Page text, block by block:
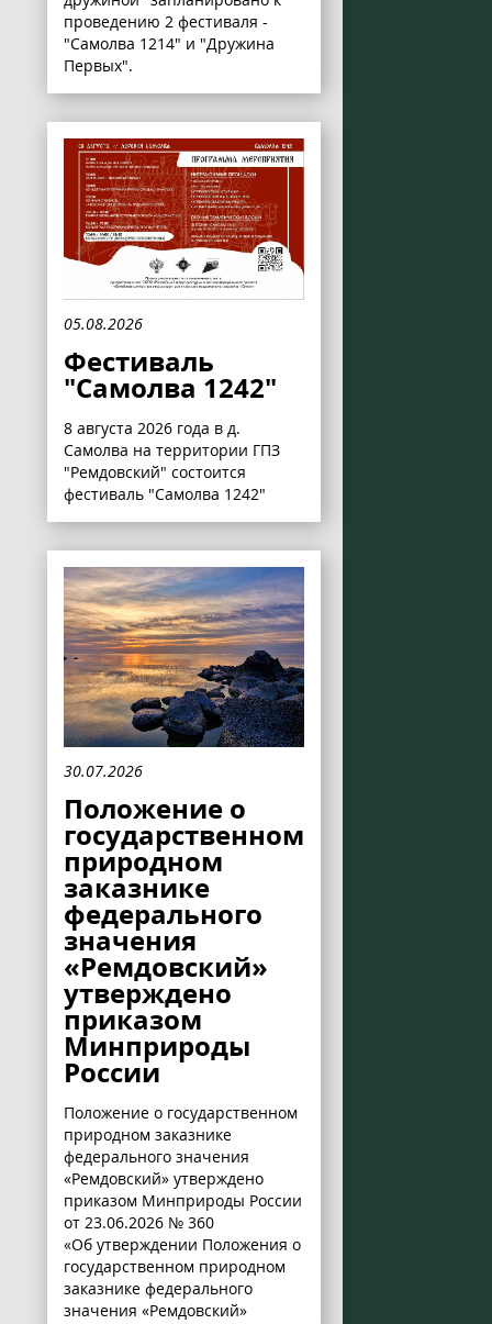
проведению 2 фестиваля -
"Самолва 1214" и "Дружина
Первых".
05.08.2026
Фестиваль
"Самолва 1242"
8 августа 2026 года в д.
Самолва на территории ГПЗ
"Ремдовский" состоится
фестиваль "Самолва 1242"
30.07.2026
Положение о
государственном
природном
заказнике
федерального
значения
«Ремдовский»
утверждено
приказом
Минприроды
России
Положение о государственном
природном заказнике
федерального значения
«Ремдовский» утверждено
приказом Минприроды России
от 23.06.2026 № 360
«Об утверждении Положения о
государственном природном
заказнике федерального
значения «Ремдовский»